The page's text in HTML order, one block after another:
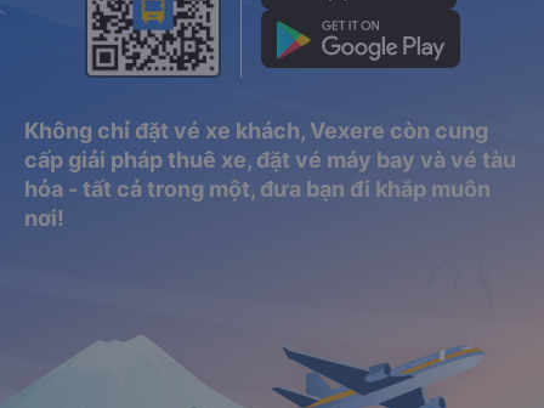
Không chỉ đặt vé xe khách, Vexere còn cung
cấp giải pháp thuê xe, đặt vé máy bay và vé tàu
hỏa - tất cả trong một, đưa bạn đi khắp muôn
nơi!